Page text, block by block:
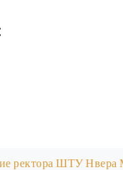
ректора ШТУ